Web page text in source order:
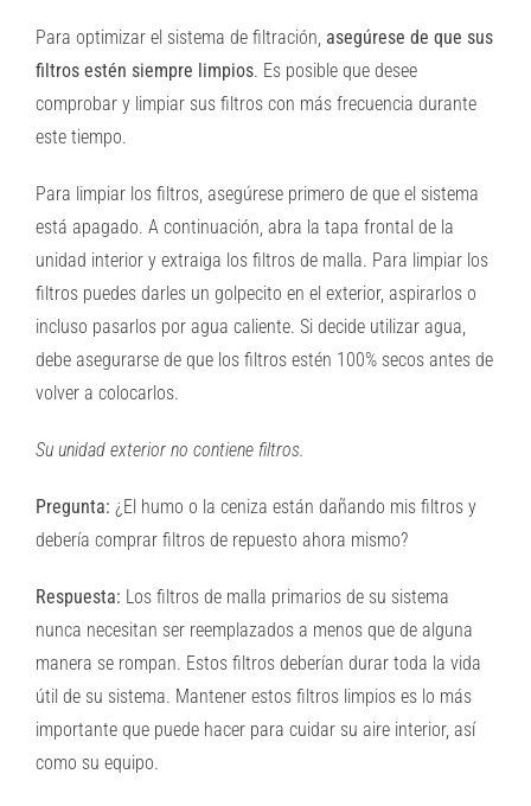
Para optimizar el sistema de filtración, asegúrese de que sus
filtros estén siempre limpios. Es posible que desee
comprobar y limpiar sus filtros con más frecuencia durante
este tiempo.
Para limpiar los filtros, asegúrese primero de que el sistema
está apagado. A continuación, abra la tapa frontal de la
unidad interior y extraiga los filtros de malla. Para limpiar los
filtros puedes darles un golpecito en el exterior, aspirarlos o
incluso pasarlos por agua caliente. Si decide utilizar agua,
debe asegurarse de que los filtros estén 100% secos antes de
volver a colocarlos.
Su unidad exterior no contiene filtros.
Pregunta: ¿El humo o la ceniza están dañando mis filtros y
debería comprar filtros de repuesto ahora mismo?
Respuesta: Los filtros de malla primarios de su sistema
nunca necesitan ser reemplazados a menos que de alguna
manera se rompan. Estos filtros deberían durar toda la vida
útil de su sistema. Mantener estos filtros limpios es lo más
importante que puede hacer para cuidar su aire interior, así
como su equipo.